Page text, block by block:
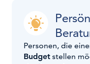
Personen, die
Budget stellen